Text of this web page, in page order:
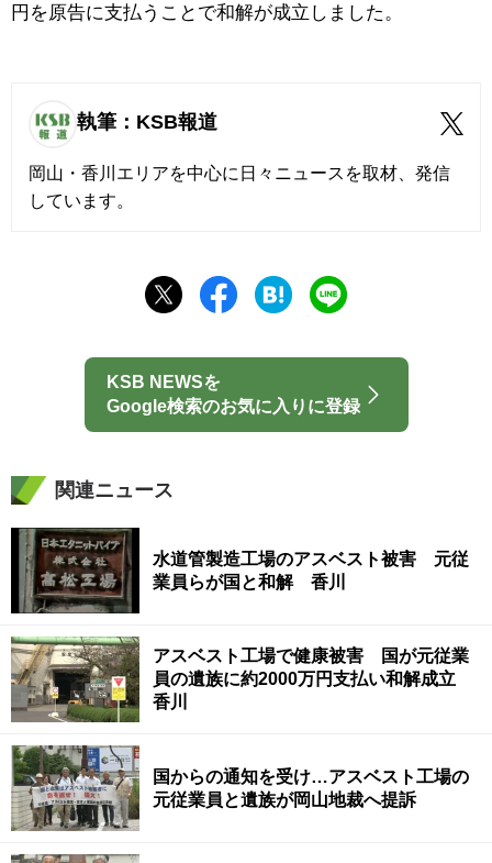
円を原告に支払うことで和解が成立しました。
執筆：KSB報道
岡山・香川エリアを中心に日々ニュースを取材、発信
しています。
KSB NEWSを
Google検索のお気に入りに登録
関連ニュース
水道管製造工場のアスベスト被害 元従
業員らが国と和解 香川
アスベスト工場で健康被害 国が元従業
員の遺族に約2000万円支払い和解成立
香川
国からの通知を受け…アスベスト工場の
元従業員と遺族が岡山地裁へ提訴